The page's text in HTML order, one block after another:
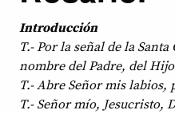
Introducción
T.- Por la señal de la
nombre del Padre, del
T.- Abre Señor mis labios,
T.- Señor mío, Jesucristo,